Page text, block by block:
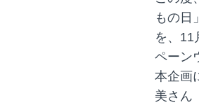
もの日
を、11
ペーン
本企画
美さん